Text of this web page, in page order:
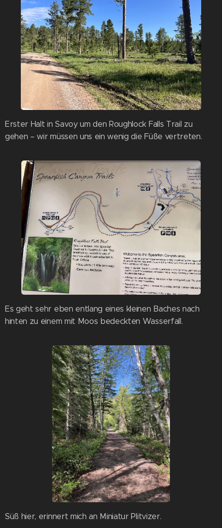
Erster Halt in Savoy um den Roughlock Falls Trail zu
gehen – wir müssen uns ein wenig die Füße vertreten.
Es geht sehr eben entlang eines kleinen Baches nach
hinten zu einem mit Moos bedeckten Wasserfall.
Süß hier, erinnert mich an Miniatur Plitvizer.